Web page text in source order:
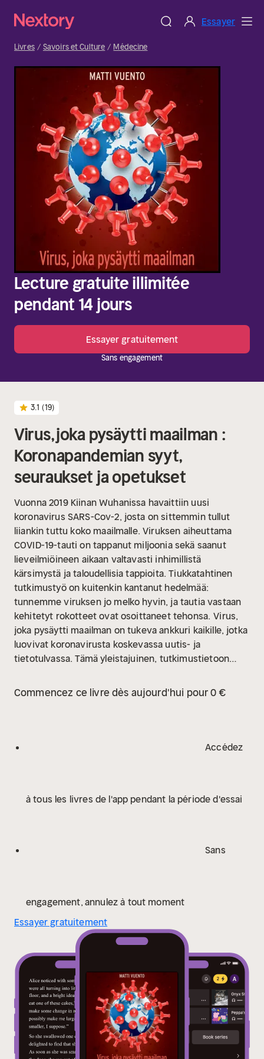
Essayer
Livres Savoirs et Culture Médecine
Lecture gratuite illimitée
pendant 14 jours
Essayer gratuitement
Sans engagement
3.1 (19)
Virus, joka pysäytti maailman :
Koronapandemian syyt,
seuraukset ja opetukset
Vuonna 2019 Kiinan Wuhanissa havaittiin uusi
koronavirus SARS-Cov-2, josta on sittemmin tullut
liiankin tuttu koko maailmalle. Viruksen aiheuttama
COVID-19-tauti on tappanut miljoonia sekä saanut
lieveilmiöineen aikaan valtavasti inhimillistä
kärsimystä ja taloudellisia tappioita. Tiukkatahtinen
tutkimustyö on kuitenkin kantanut hedelmää:
tunnemme viruksen jo melko hyvin, ja tautia vastaan
kehitetyt rokotteet ovat osoittaneet tehonsa. Virus,
joka pysäytti maailman on tukeva ankkuri kaikille, jotka
luovivat koronavirusta koskevassa uutis- ja
tietotulvassa. Tämä yleistajuinen, tutkimustietoon
mitä se aiheuttaa ihmiskehossa ja miten pandemia on
tähän saakka edennyt. Lisäksi se tarkastelee kriisin
auttaa hahmottamaan, mitä voimme viime vuosien
Commencez ce livre dès aujourd'hui pour 0 €
Accédez
à tous les livres de l'app pendant la période d'essai
Sans
engagement, annulez à tout moment
Essayer gratuitement